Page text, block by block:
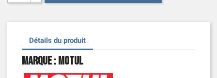
Détails du produit
Marque : Motul